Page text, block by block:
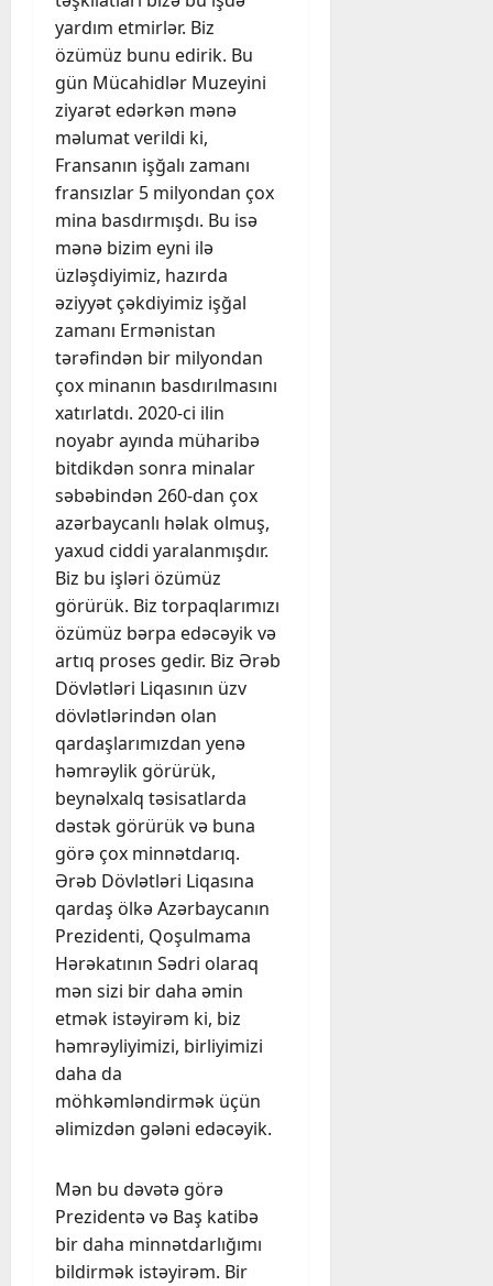
yardım etmirlər. Biz
özümüz bunu edirik. Bu
gün Mücahidlər Muzeyini
ziyarət edərkən mənə
məlumat verildi ki,
Fransanın işğalı zamanı
fransızlar 5 milyondan çox
mina basdırmışdı. Bu isə
mənə bizim eyni ilə
üzləşdiyimiz, hazırda
əziyyət çəkdiyimiz işğal
zamanı Ermənistan
tərəfindən bir milyondan
çox minanın basdırılmasını
xatırlatdı. 2020-ci ilin
noyabr ayında müharibə
bitdikdən sonra minalar
səbəbindən 260-dan çox
azərbaycanlı həlak olmuş,
yaxud ciddi yaralanmışdır.
Biz bu işləri özümüz
görürük. Biz torpaqlarımızı
özümüz bərpa edəcəyik və
artıq proses gedir. Biz Ərəb
Dövlətləri Liqasının üzv
dövlətlərindən olan
qardaşlarımızdan yenə
həmrəylik görürük,
beynəlxalq təsisatlarda
dəstək görürük və buna
görə çox minnətdarıq.
Ərəb Dövlətləri Liqasına
qardaş ölkə Azərbaycanın
Prezidenti, Qoşulmama
Hərəkatının Sədri olaraq
mən sizi bir daha əmin
etmək istəyirəm ki, biz
həmrəyliyimizi, birliyimizi
daha da
möhkəmləndirmək üçün
əlimizdən gələni edəcəyik.
Mən bu dəvətə görə
Prezidentə və Baş katibə
bir daha minnətdarlığımı
bildirmək istəyirəm. Bir